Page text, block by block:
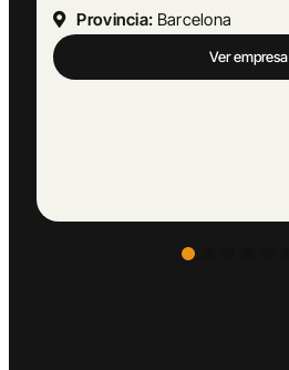
Provincia:Málaga
Ver empresa